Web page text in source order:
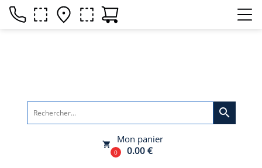
search
local_grocery_store
0
Mon panier
0.00 €